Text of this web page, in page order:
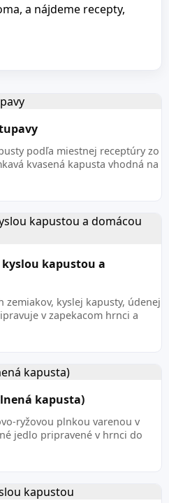
a nájdeme recepty,
podľa miestnej receptúry zo
kvasená kapusta vhodná na
kapustou a
zemiakov, kyslej kapusty, údenej
v zapekacom hrnci a
kapusta)
ryžovou plnkou varenou v
jedlo pripravené v hrnci do